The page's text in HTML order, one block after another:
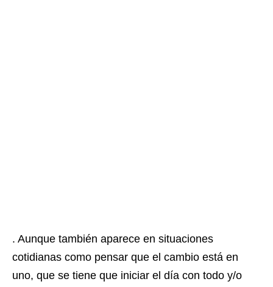
. Aunque también aparece en situaciones
cotidianas como pensar que el cambio está en
uno, que se tiene que iniciar el día con todo y/o